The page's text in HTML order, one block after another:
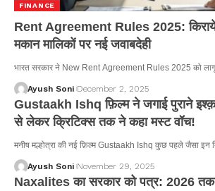
FINANCE
Rent Agreement Rules 2025:
मकान मालिकों पर नई जवाबदेही
भारत सरकार ने New Rent Agreement Rules 2025 को लागू
Ayush Soni December 2, 2025
Gustaakh Ishq फ़िल्म ने जगाई पुराने
से लेकर क्रिटिक्स तक ने कहा मस्ट वॉच!
मनीष मल्होत्रा की नई फ़िल्म Gustaakh Ishq कुछ पहले जैसा इन
Ayush Soni November 29, 2025
Naxalites का सरकार को पत्र: 2026 तक